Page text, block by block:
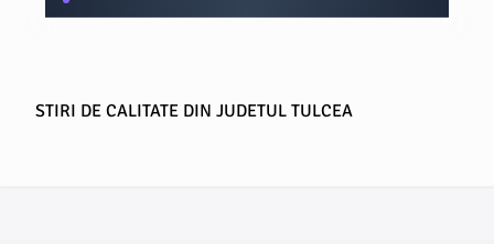
STIRI DE CALITATE DIN JUDETUL TULCEA